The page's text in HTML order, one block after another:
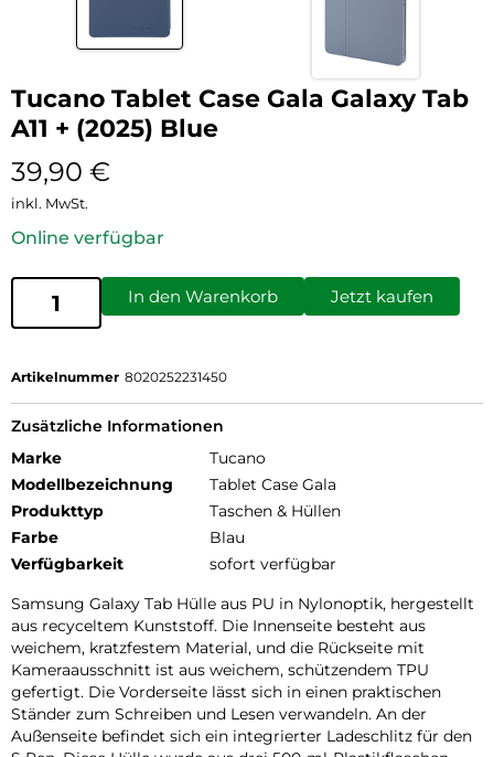
Tucano Tablet Case Gala Galaxy Tab
A11 + (2025) Blue
39,90 €
inkl. MwSt.
Online verfügbar
In den Warenkorb Jetzt kaufen
Artikelnummer 8020252231450
Zusätzliche Informationen
Marke
Tucano
Modellbezeichnung
Tablet Case Gala
Produkttyp
Taschen & Hüllen
Farbe
Blau
Verfügbarkeit
sofort verfügbar
Samsung Galaxy Tab Hülle aus PU in Nylonoptik, hergestellt
aus recyceltem Kunststoff. Die Innenseite besteht aus
weichem, kratzfestem Material, und die Rückseite mit
Kameraausschnitt ist aus weichem, schützendem TPU
gefertigt. Die Vorderseite lässt sich in einen praktischen
Ständer zum Schreiben und Lesen verwandeln. An der
Außenseite befindet sich ein integrierter Ladeschlitz für den